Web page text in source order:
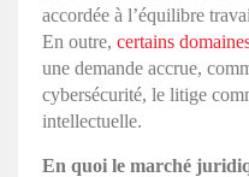
accordée à l’équilibre
En outre, certains
une demande accrue,
cybersécurité, le litige
intellectuelle.
En quoi le marché